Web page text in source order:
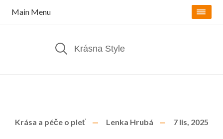
Main Menu
Krása a péče o pleť Lenka Hrubá 7 lis, 2025